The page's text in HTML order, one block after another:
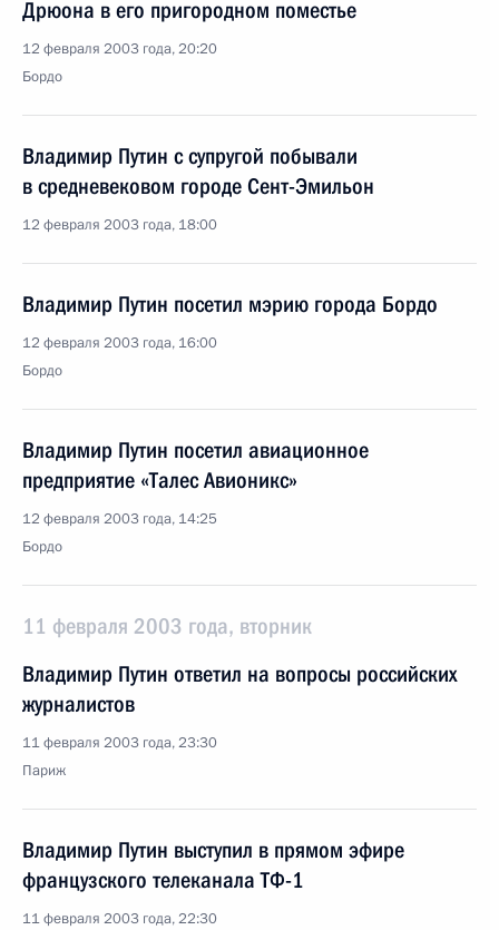
Дрюона в его пригородном поместье
12 февраля 2003 года, 20:20
Бордо
Владимир Путин с супругой побывали
в средневековом городе Сент-Эмильон
12 февраля 2003 года, 18:00
Владимир Путин посетил мэрию города Бордо
12 февраля 2003 года, 16:00
Бордо
Владимир Путин посетил авиационное
предприятие «Талес Авионикс»
12 февраля 2003 года, 14:25
Бордо
11 февраля 2003 года, вторник
Владимир Путин ответил на вопросы российских
журналистов
11 февраля 2003 года, 23:30
Париж
Владимир Путин выступил в прямом эфире
французского телеканала ТФ-1
11 февраля 2003 года, 22:30